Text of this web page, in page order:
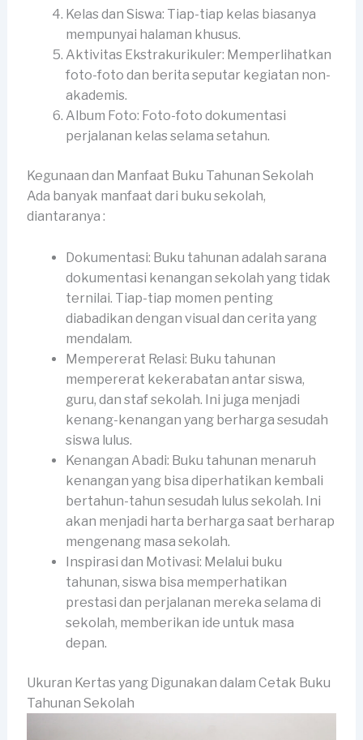
Kelas dan Siswa: Tiap-tiap kelas biasanya
mempunyai halaman khusus.
Aktivitas Ekstrakurikuler: Memperlihatkan
foto-foto dan berita seputar kegiatan non-
akademis.
Album Foto: Foto-foto dokumentasi
perjalanan kelas selama setahun.
Kegunaan dan Manfaat Buku Tahunan Sekolah
Ada banyak manfaat dari buku sekolah,
diantaranya :
Dokumentasi: Buku tahunan adalah sarana
dokumentasi kenangan sekolah yang tidak
ternilai. Tiap-tiap momen penting
diabadikan dengan visual dan cerita yang
mendalam.
Mempererat Relasi: Buku tahunan
mempererat kekerabatan antar siswa,
guru, dan staf sekolah. Ini juga menjadi
kenang-kenangan yang berharga sesudah
siswa lulus.
Kenangan Abadi: Buku tahunan menaruh
kenangan yang bisa diperhatikan kembali
bertahun-tahun sesudah lulus sekolah. Ini
akan menjadi harta berharga saat berharap
mengenang masa sekolah.
Inspirasi dan Motivasi: Melalui buku
tahunan, siswa bisa memperhatikan
prestasi dan perjalanan mereka selama di
sekolah, memberikan ide untuk masa
depan.
Ukuran Kertas yang Digunakan dalam Cetak Buku
Tahunan Sekolah